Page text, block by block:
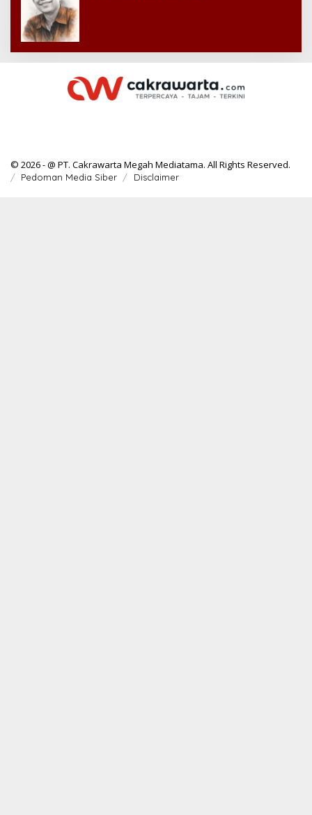
© 2026 - @ PT. Cakrawarta Megah Mediatama. All Rights Reserved.
Pedoman Media Siber Disclaimer